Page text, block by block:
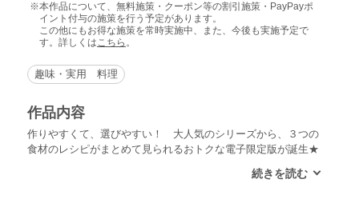
本作品について、無料施策・クーポン等の割引施策・PayPayポ
イント付与の施策を行う予定があります。
この他にもお得な施策を常時実施中、また、今後も実施予定で
す。詳しくはこちら 。
趣味・実用 料理
作品内容
作りやすくて、選びやすい！ 大人気のシリーズから、３つの
食材のレシピがまとめて見られるおトクな電子限定版が誕生★
ゃがいも・もやし」。使う素材は同じでもワンパターンから脱